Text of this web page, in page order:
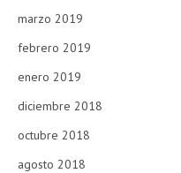
marzo 2019
febrero 2019
enero 2019
diciembre 2018
octubre 2018
agosto 2018